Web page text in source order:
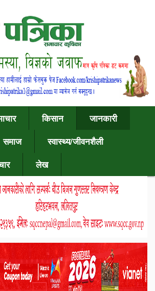
किसान
जानकारी
समाज
स्वास्थ्य/जीवनशैली
लेख